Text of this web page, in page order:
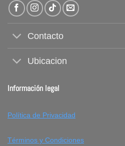
Contacto
Ubicacion
Información legal
Política de Privacidad
Términos y Condiciones